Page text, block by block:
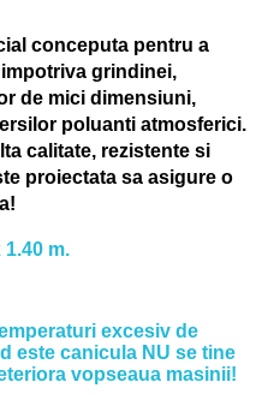
conceputa pentru a
grindinei,
de mici dimensiuni,
poluanti atmosferici.
calitate, rezistente si
proiectata sa asigure o
1.40 m.
excesiv de
este canicula NU se tine
vopseaua masinii!